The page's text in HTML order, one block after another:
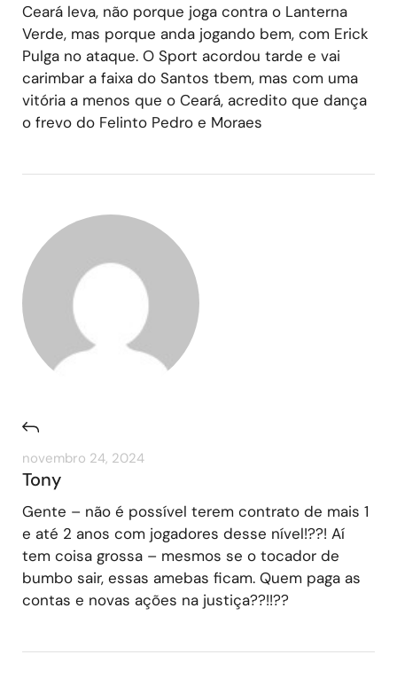
Ceará leva, não porque joga contra o Lanterna
Verde, mas porque anda jogando bem, com Erick
Pulga no ataque. O Sport acordou tarde e vai
carimbar a faixa do Santos tbem, mas com uma
vitória a menos que o Ceará, acredito que dança
o frevo do Felinto Pedro e Moraes
novembro 24, 2024
Tony
Gente – não é possível terem contrato de mais 1
e até 2 anos com jogadores desse nível!??! Aí
tem coisa grossa – mesmos se o tocador de
bumbo sair, essas amebas ficam. Quem paga as
contas e novas ações na justiça??!!??